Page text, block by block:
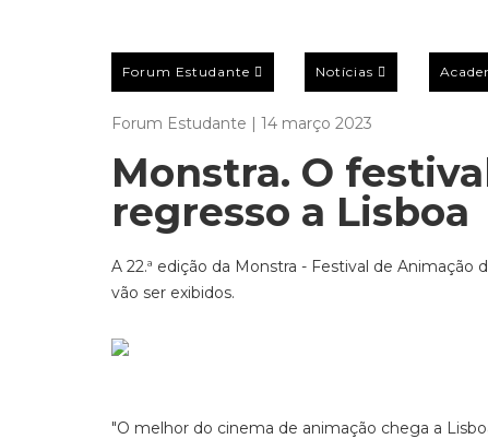
Forum Estudante Notícias
Forum Estudante | 14 março 2023
Monstra. O
regresso a Lisboa
A 22.ª edição da Monstra - Festival de
vão ser exibidos.
"O melhor do cinema de animação chega a